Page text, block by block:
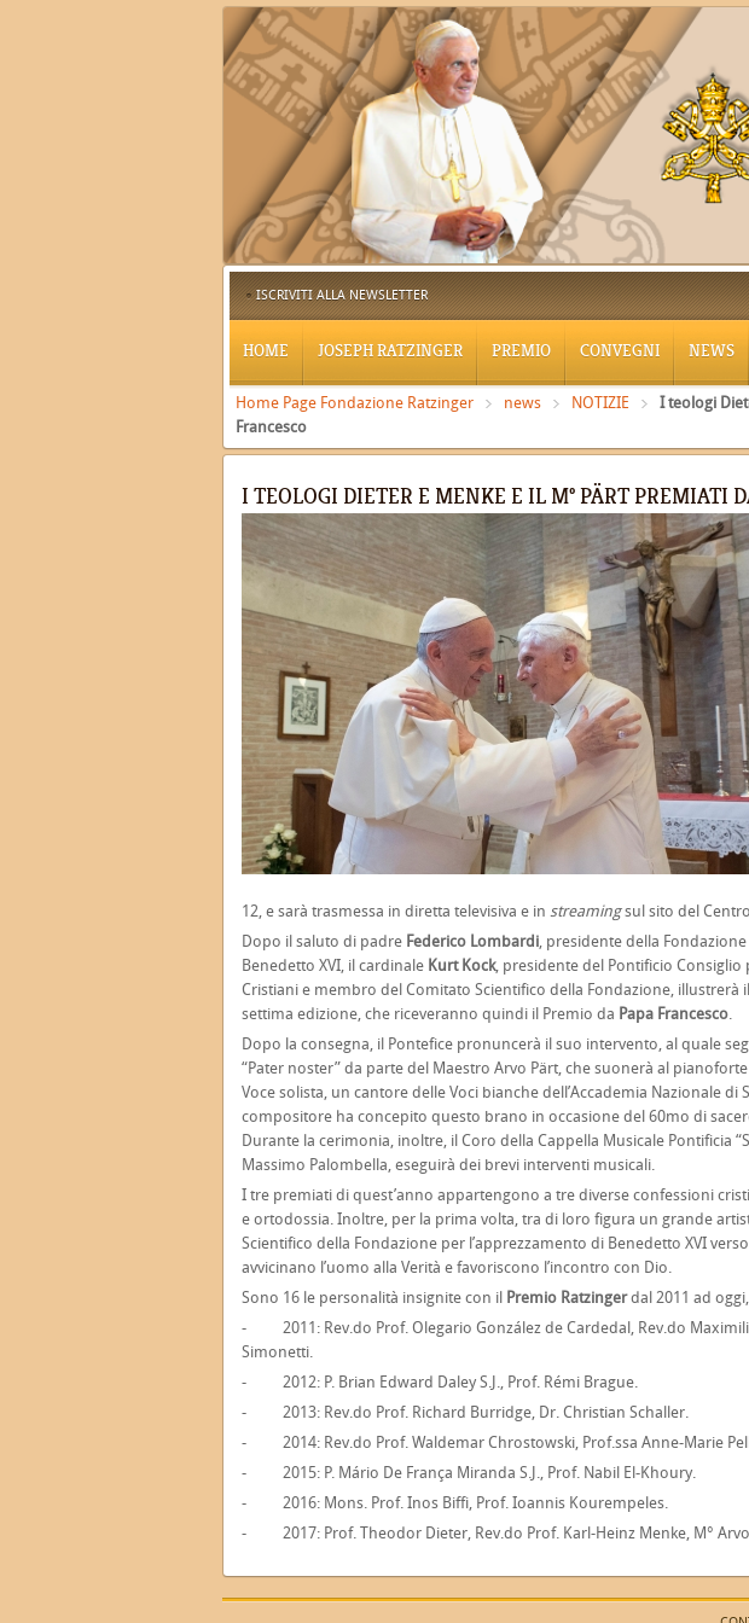
ISCRIVITI ALLA NEWSLETTER
HOME JOSEPH RATZINGER PREMIO CONVEGNI NEWS
Home Page Fondazione Ratzinger news NOTIZIE
I teologi
Francesco
I TEOLOGI DIETER E MENKE E IL M° PÄRT PREMIATI
12, e sarà trasmessa in diretta televisiva e in streamingsul sito del
Dopo il saluto di padre Federico Lombardi , presidente della
Benedetto XVI, il cardinale Kurt Kock, presidente del Pontificio Consiglio
Cristiani e membro del Comitato Scientifico della Fondazione,
settima edizione, che riceveranno quindi il Premio da Papa Francesco
Dopo la consegna, il Pontefice pronuncerà il suo intervento, al quale
“Pater noster” da parte del Maestro Arvo Pärt, che suonerà al
Voce solista, un cantore delle Voci bianche dell’Accademia Nazionale di
compositore ha concepito questo brano in occasione del 60mo di
Durante la cerimonia, inoltre, il Coro della Cappella Musicale Pontificia
Massimo Palombella, eseguirà dei brevi interventi musicali.
I tre premiati di quest’anno appartengono a tre diverse confessioni
e ortodossia. Inoltre, per la prima volta, tra di loro figura un grande
Scientifico della Fondazione per l’apprezzamento di Benedetto XVI
avvicinano l’uomo alla Verità e favoriscono l’incontro con Dio.
Sono 16 le personalità insignite con il Premio Ratzingerdal 2011 ad
- 2011: Rev.do Prof. Olegario González de Cardedal, Rev.do
Simonetti.
- 2012: P. Brian Edward Daley S.J., Prof. Rémi Brague.
- 2013: Rev.do Prof. Richard Burridge, Dr. Christian Schaller.
- 2014: Rev.do Prof. Waldemar Chrostowski, Prof.ssa Anne-Marie
- 2015: P. Mário De França Miranda S.J., Prof. Nabil El-Khoury.
- 2016: Mons. Prof. Inos Biffi, Prof. Ioannis Kourempeles.
- 2017: Prof. Theodor Dieter, Rev.do Prof. Karl-Heinz Menke, M° Arvo